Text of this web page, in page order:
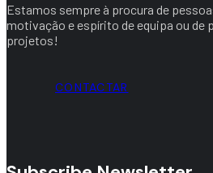
Estamos sempre à procura de
motivação e espírito de equipa ou de
projetos!
CONTACTAR